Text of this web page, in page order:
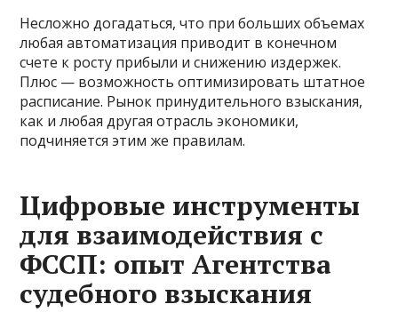
Несложно догадаться, что при больших объемах
любая автоматизация приводит в конечном
счете к росту прибыли и снижению издержек.
Плюс — возможность оптимизировать штатное
расписание. Рынок принудительного взыскания,
как и любая другая отрасль экономики,
подчиняется этим же правилам.
Цифровые инструменты
для взаимодействия с
ФССП: опыт Агентства
судебного взыскания